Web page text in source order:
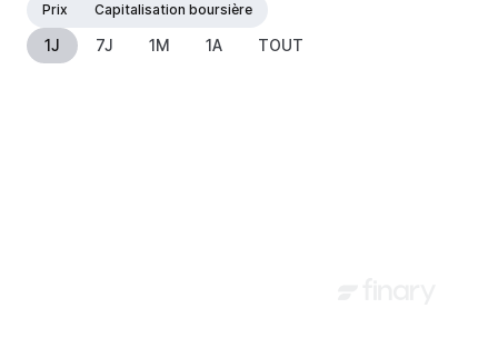
Prix
Capitalisation boursière
1J 7J 1M 1A TOUT